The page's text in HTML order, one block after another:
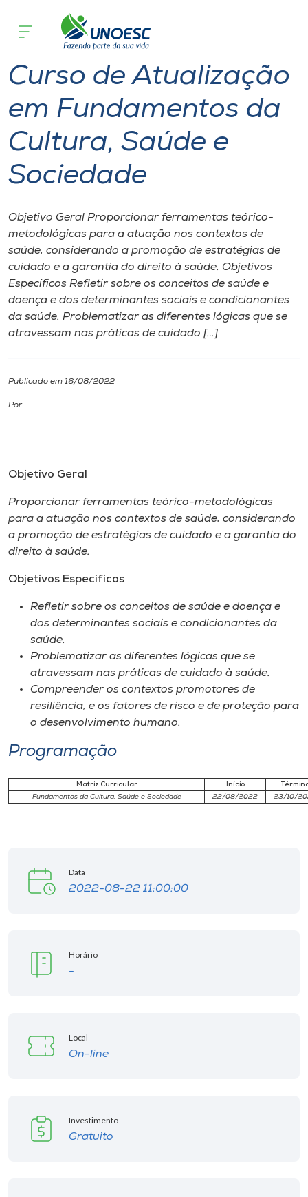
Cursos
Onde estamos
Pesquisa
Atendimento ao Estudante
A
Unoesc
Internacionalização
I.nova
Diplomados
Biblioteca
Editora
Rádio
Museu
Unoesc
Store
Selecione
o idioma
Curso de Atualização
em Fundamentos da
Cultura, Saúde e
Sociedade
Objetivo Geral Proporcionar ferramentas teórico-
metodológicas para a atuação nos contextos de
saúde, considerando a promoção de estratégias de
cuidado e a garantia do direito à saúde. Objetivos
Específicos Refletir sobre os conceitos de saúde e
doença e dos determinantes sociais e condicionantes
da saúde. Problematizar as diferentes lógicas que se
atravessam nas práticas de cuidado […]
Publicado em 16/08/2022
Por
Objetivo Geral
Proporcionar ferramentas teórico-metodológicas
para a atuação nos contextos de saúde, considerando
a promoção de estratégias de cuidado e a garantia do
direito à saúde.
Objetivos Específicos
Refletir sobre os conceitos de saúde e doença e
dos determinantes sociais e condicionantes da
saúde.
Problematizar as diferentes lógicas que se
atravessam nas práticas de cuidado à saúde.
Compreender os contextos promotores de
resiliência, e os fatores de risco e de proteção para
o desenvolvimento humano.
Programação
Matriz Curricular Início
Fundamentos da Cultura, Saúde e Sociedade
22/08/2022 23/10/
Data
2022-08-22 11:00:00
Horário
-
Local
On-line
Investimento
Gratuito